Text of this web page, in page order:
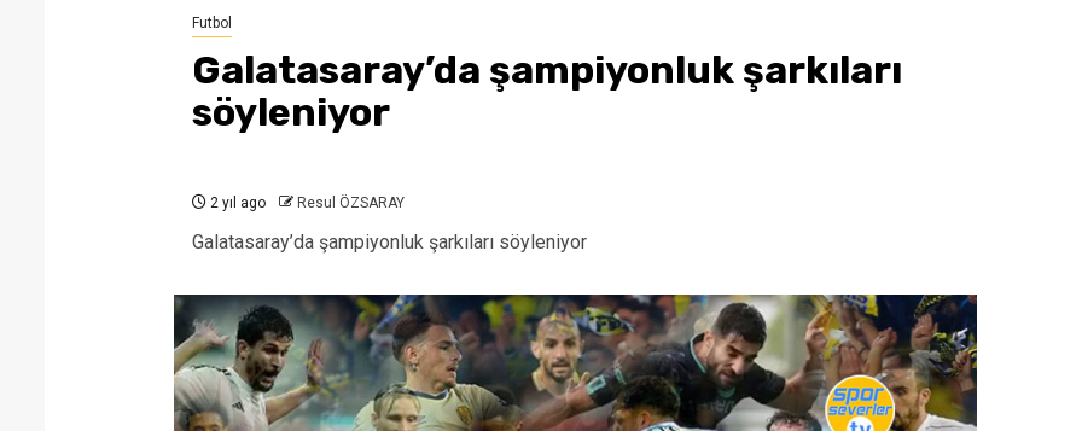
Futbol
Galatasaray’da şampiyonluk şarkıları
söyleniyor
2 yıl ago Resul ÖZSARAY
Galatasaray’da şampiyonluk şarkıları söyleniyor